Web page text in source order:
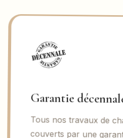
Garantie
Tous nos travaux de
couverts par une garantie